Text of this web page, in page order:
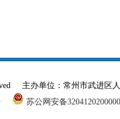
主办单位：常州市武进
苏公网安备